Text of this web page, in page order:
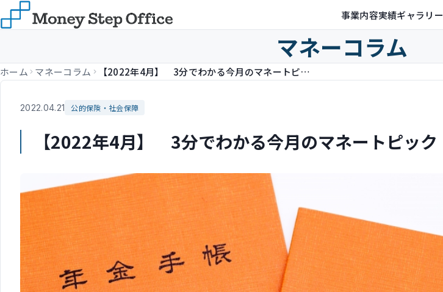
事業内容実績ギャラリー
マネーコラム
ホーム マネーコラム 【2022年4月】 3分でわかる今月のマネートピック
2022.04.21 公的保険・社会保障
【2022年4月】 3分でわかる今月のマネートピック